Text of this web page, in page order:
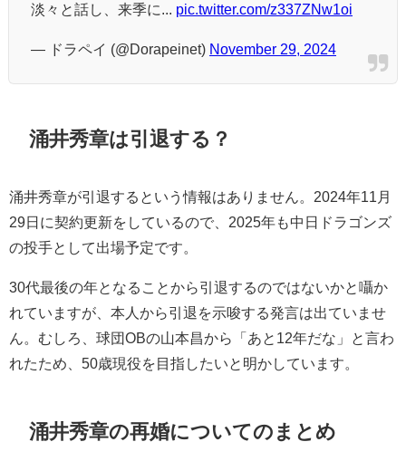
淡々と話し、来季に... pic.twitter.com/z337ZNw1oi
— ドラペイ (@Dorapeinet) November 29, 2024
涌井秀章は引退する？
涌井秀章が引退するという情報はありません。2024年11月
29日に契約更新をしているので、2025年も中日ドラゴンズ
の投手として出場予定です。
30代最後の年となることから引退するのではないかと囁か
れていますが、本人から引退を示唆する発言は出ていませ
ん。むしろ、球団OBの山本昌から「あと12年だな」と言わ
れたため、50歳現役を目指したいと明かしています。
涌井秀章の再婚についてのまとめ